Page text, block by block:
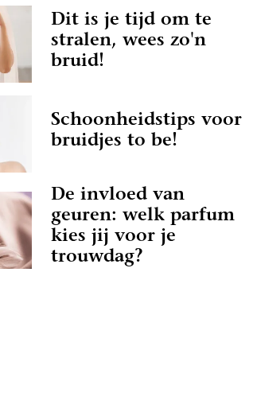
Indien deze al beoordeeld
nieuwe professionals op
wel aan jullie om de eerste
dat je een geweldige ervaring
Dalfsen op onze website. Het
missie hebben om jullie een
in Dalfsen
om een
Helemaal geen
inspireren door de leuke
Dit is je tijd om te
stralen, wees zo'n
bruid!
Schoonheidstips voor
bruidjes to be!
De invloed van
geuren: welk parfum
kies jij voor je
trouwdag?